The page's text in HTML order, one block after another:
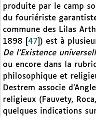
produite par le camp
du fouriériste
commune des Lilas
1898
47 ) est à
De l’Existence
ou encore dans la
philosophique et
Destrem associe
religieux (Fauvety,
quelques indications